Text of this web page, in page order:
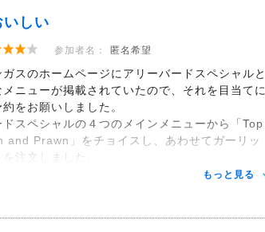
いしい
参加者名： 匿名希望
ガスのホームページにアリーバードスペシャルと
メニューが掲載されていたので、それを目当てに
をお願いしました。
ドスペシャルの４つのメインメニューから「Top
and Prawn」をチョイスし、あわせてガーリッ
を注文しました。
もっと見る